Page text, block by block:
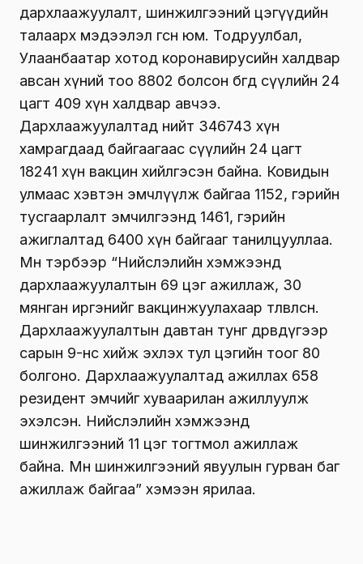
дархлаажуулалт, шинжилгээний цэгүүдийн
талаарх мэдээлэл өгсөн юм. Тодруулбал,
Улаанбаатар хотод коронавирусийн халдвар
авсан хүний тоо 8802 болсон бөгөөд сүүлийн 24
цагт 409 хүн халдвар авчээ.
Дархлаажуулалтад нийт 346743 хүн
хамрагдаад байгаагаас сүүлийн 24 цагт
18241 хүн вакцин хийлгэсэн байна. Ковидын
улмаас хэвтэн эмчлүүлж байгаа 1152, гэрийн
тусгаарлалт эмчилгээнд 1461, гэрийн
ажиглалтад 6400 хүн байгааг танилцууллаа.
Мөн тэрбээр “Нийслэлийн хэмжээнд
дархлаажуулалтын 69 цэг ажиллаж, 30
мянган иргэнийг вакцинжуулахаар төлөвлөсөн.
Дархлаажуулалтын давтан тунг дөрөвдүгээр
сарын 9-нөөс хийж эхлэх тул цэгийн тоог 80
болгоно. Дархлаажуулалтад ажиллах 658
резидент эмчийг хуваарилан ажиллуулж
эхэлсэн. Нийслэлийн хэмжээнд
шинжилгээний 11 цэг тогтмол ажиллаж
байна. Мөн шинжилгээний явуулын гурван баг
ажиллаж байгаа” хэмээн ярилаа.